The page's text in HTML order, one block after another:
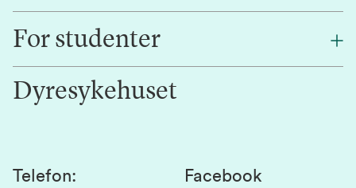
Alumni
Kontakt oss
Forskning
Innovasjon
For studenter
Studentlivet
Studier og emner
Dyresykehuset
Telefon:
Facebook